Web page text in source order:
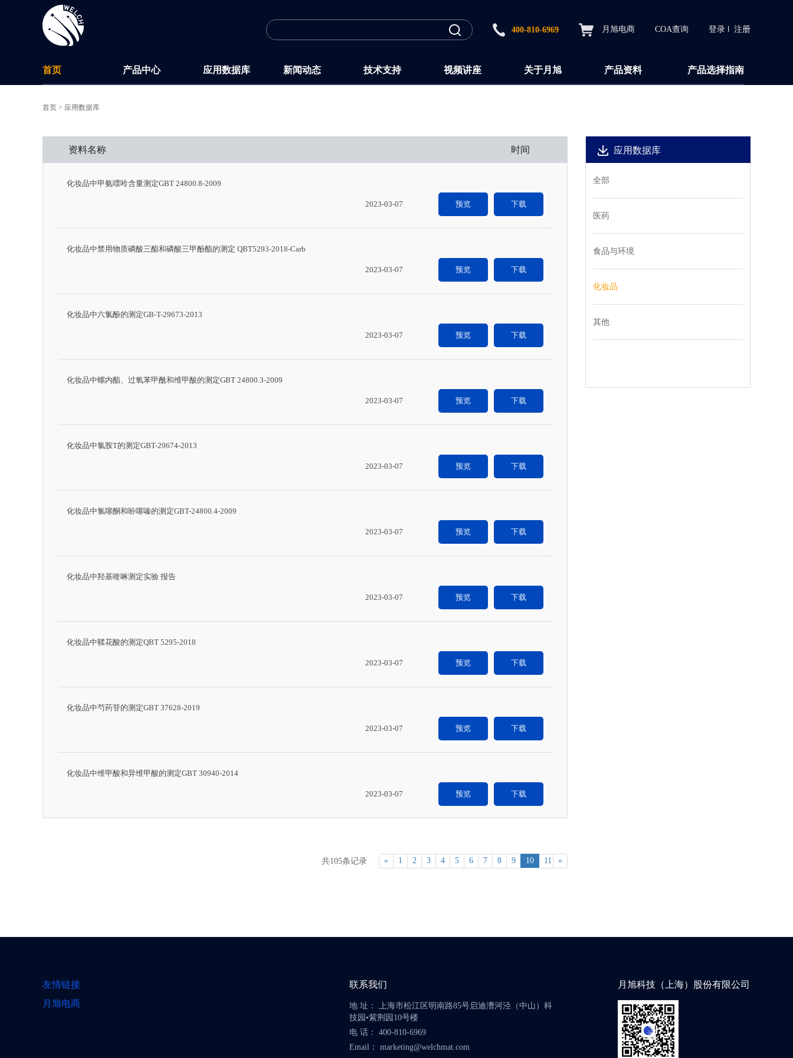
400-810-6969 月旭电商 COA查询 登录 注册
首页 产品中心 应用数据库 新闻动态 技术支持 视频讲座 关于月旭 产品资料 产品选择指南
首页 > 应用数据库
资料名称 时间
化妆品中甲氨嘌呤含量测定GBT 24800.8-2009
下载
预览
2023-03-07
化妆品中禁用物质磷酸三酯和磷酸三甲酚酯的测定 QBT5293-2018-Carb
下载
预览
2023-03-07
化妆品中六氯酚的测定GB-T-29673-2013
下载
预览
2023-03-07
化妆品中螺内酯、过氧苯甲酰和维甲酸的测定GBT 24800.3-2009
下载
预览
2023-03-07
化妆品中氯胺T的测定GBT-29674-2013
下载
预览
2023-03-07
化妆品中氯噻酮和吩噻嗪的测定GBT-24800.4-2009
下载
预览
2023-03-07
化妆品中羟基喹啉测定实验 报告
下载
预览
2023-03-07
化妆品中鞣花酸的测定QBT 5295-2018
下载
预览
2023-03-07
化妆品中芍药苷的测定GBT 37628-2019
下载
预览
2023-03-07
化妆品中维甲酸和异维甲酸的测定GBT 30940-2014
下载
预览
2023-03-07
共105条记录 « 1 2 3 4 5 6 7 8 9 10 11 »
应用数据库
全部
医药
食品与环境
化妆品
其他
友情链接
月旭电商
联系我们
地 址： 上海市松江区明南路85号启迪漕河泾（中山）科
技园•紫荆园10号楼
电 话： 400-810-6969
Email： marketing@welchmat.com
月旭科技（上海）股份有限公司